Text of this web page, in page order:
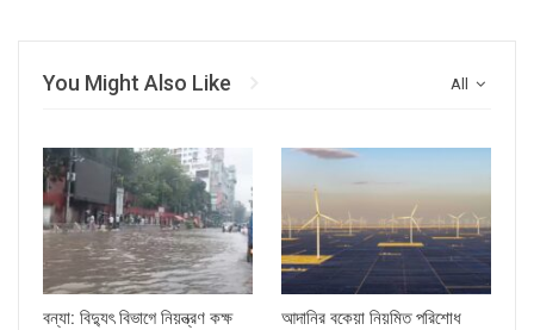
All
You Might Also Like
বন্যা: বিদ্যুৎ বিভাগে নিয়ন্ত্রণ কক্ষ
আদানির বকেয়া নিয়মিত পরিশোধ